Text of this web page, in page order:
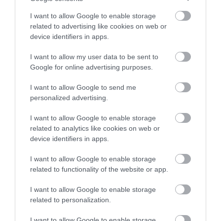
I want to allow Google to enable storage
related to advertising like cookies on web or
device identifiers in apps.
I want to allow my user data to be sent to
Google for online advertising purposes.
I want to allow Google to send me
personalized advertising.
I want to allow Google to enable storage
related to analytics like cookies on web or
device identifiers in apps.
I want to allow Google to enable storage
related to functionality of the website or app.
I want to allow Google to enable storage
related to personalization.
01.08.2026 12:11
Ξυπνάτε και σέρνεστε από την κούραση;
8+1 απλές κινήσεις για περισσότερη
ενέργεια από το πρωί
31.07.2026 15:11